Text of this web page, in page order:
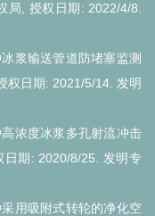
局, 授权日期: 2022/4/8.
浆输送管道防堵塞监测
权日期: 2021/5/14. 发明
浓度冰浆多孔射流冲击
期: 2020/8/25. 发明专
用吸附式转轮的净化空